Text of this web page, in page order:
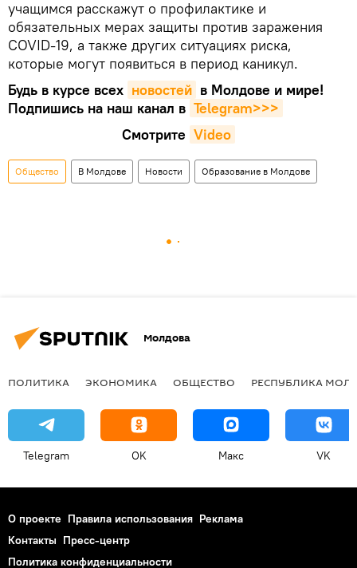
учащимся расскажут о профилактике и
обязательных мерах защиты против заражения
COVID-19, а также других ситуациях риска,
которые могут появиться в период каникул.
Будь в курсе всех новостей в Молдове и мире!
Подпишись на наш канал в Telegram>>>
Смотрите Video
Общество В Молдове Новости Образование в Молдове
Молдова
ПОЛИТИКА ЭКОНОМИКА ОБЩЕСТВО РЕСПУБЛИКА
Telegram OK Макс VK
О проекте Правила использования Реклама
Контакты Пресс-центр
Политика конфиденциальности